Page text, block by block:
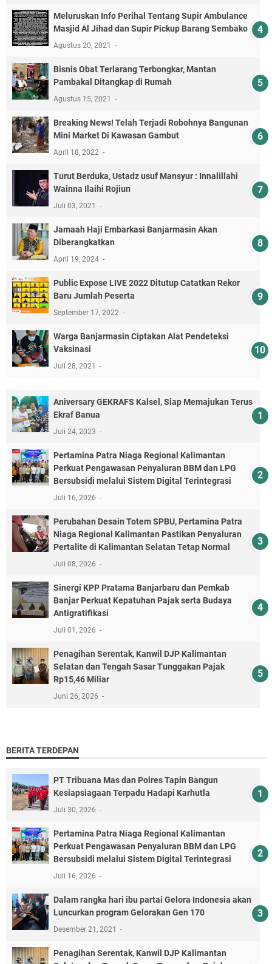
Meluruskan Info Perihal Tentang Supir Ambulance
Masjid Al Jihad dan Supir Pickup Barang Sembako
Agustus 20, 2021
Bisnis Obat Terlarang Terbongkar, Mantan
Pambakal Ditangkap di Rumah
Agustus 15, 2021
Breaking News! Telah Terjadi Robohnya Bangunan
Mini Market Di Kawasan Gambut
April 18, 2022
Turut Berduka, Ustadz usuf Mansyur : Innalillahi
Wainna Ilaihi Rojiun
Juli 03, 2021
Jamaah Haji Embarkasi Banjarmasin Akan
Diberangkatkan
April 19, 2024
Public Expose LIVE 2022 Ditutup Catatkan Rekor
Baru Jumlah Peserta
September 17, 2022
Warga Banjarmasin Ciptakan Alat Pendeteksi
Vaksinasi
Juli 28, 2021
Aniversary GEKRAFS Kalsel, Siap Memajukan Terus
Ekraf Banua
Juli 24, 2023
Pertamina Patra Niaga Regional Kalimantan
Perkuat Pengawasan Penyaluran BBM dan LPG
Bersubsidi melalui Sistem Digital Terintegrasi
Juli 16, 2026
Perubahan Desain Totem SPBU, Pertamina Patra
Niaga Regional Kalimantan Pastikan Penyaluran
Pertalite di Kalimantan Selatan Tetap Normal
Juli 08, 2026
Sinergi KPP Pratama Banjarbaru dan Pemkab
Banjar Perkuat Kepatuhan Pajak serta Budaya
Antigratifikasi
Juli 01, 2026
Penagihan Serentak, Kanwil DJP Kalimantan
Selatan dan Tengah Sasar Tunggakan Pajak
Rp15,46 Miliar
Juni 26, 2026
BERITA TERDEPAN
PT Tribuana Mas dan Polres Tapin Bangun
Kesiapsiagaan Terpadu Hadapi Karhutla
Juli 30, 2026
Pertamina Patra Niaga Regional Kalimantan
Perkuat Pengawasan Penyaluran BBM dan LPG
Bersubsidi melalui Sistem Digital Terintegrasi
Juli 16, 2026
Dalam rangka hari ibu partai Gelora Indonesia akan
Luncurkan program Gelorakan Gen 170
Desember 21, 2021
Penagihan Serentak, Kanwil DJP Kalimantan